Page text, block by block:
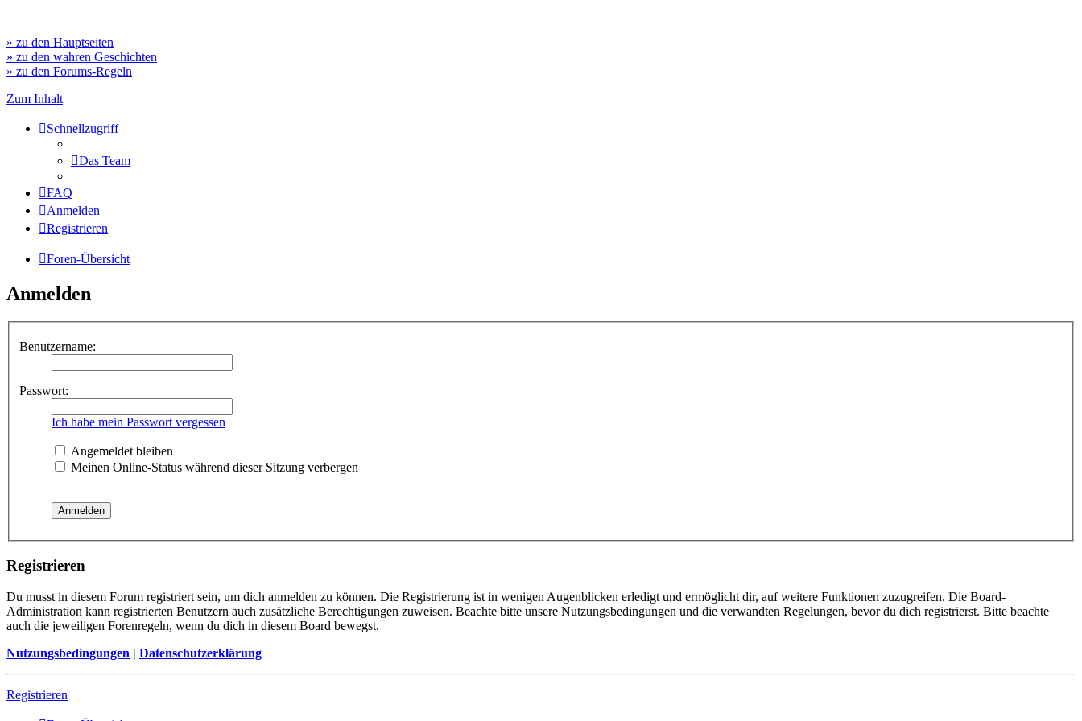
» zu den Hauptseiten
» zu den wahren Geschichten
» zu den Forums-Regeln
Zum Inhalt
Schnellzugriff
Das Team
FAQ
Anmelden
Registrieren
Foren-Übersicht
Anmelden
Benutzername:
Passwort:
Ich habe mein Passwort vergessen
Angemeldet bleiben
Meinen Online-Status während dieser Sitzung verbergen
Registrieren
Du musst in diesem Forum registriert sein, um dich anmelden zu können. Die Registrierung ist in wenigen Augenblicken erledigt und ermöglicht dir, auf weitere Funktionen zuzugreifen. Die Board-
Administration kann registrierten Benutzern auch zusätzliche Berechtigungen zuweisen. Beachte bitte unsere Nutzungsbedingungen und die verwandten Regelungen, bevor du dich registrierst. Bitte beachte
auch die jeweiligen Forenregeln, wenn du dich in diesem Board bewegst.
Nutzungsbedingungen | Datenschutzerklärung
Registrieren